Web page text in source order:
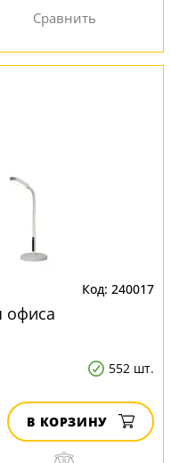
240017
офиса
552 шт.
В КОРЗИНУ